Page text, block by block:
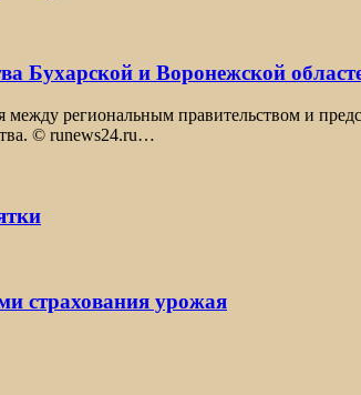
Бухарской и Воронежской
региональным правительством и
© runews24.ru…
страхования урожая